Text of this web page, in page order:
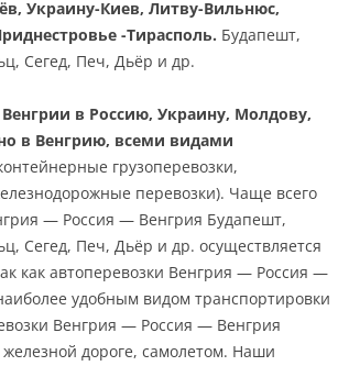
Украину-Киев, Литву-Вильнюс,
-Тирасполь. Будапешт,
Сегед, Печ, Дьёр и др.
Венгрии в Россию, Украину, Молдову,
в Венгрию, всеми видами
грузоперевозки,
перевозки). Чаще всего
— Россия — Венгрия Будапешт,
Сегед, Печ, Дьёр и др. осуществляется
как автоперевозки Венгрия — Россия —
удобным видом транспортировки
Венгрия — Россия — Венгрия
дороге, самолетом. Наши